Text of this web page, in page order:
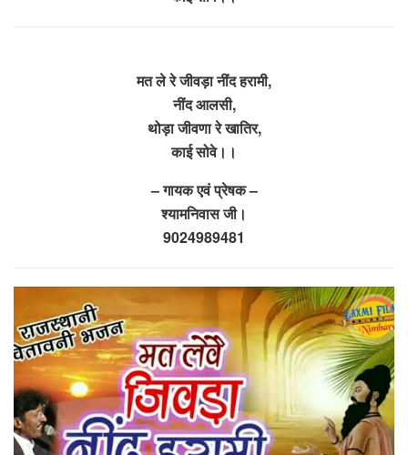
मत ले रे जीवड़ा नींद हरामी,
नींद आलसी,
थोड़ा जीवणा रे खातिर,
काई सोवे।।
– गायक एवं प्रेषक –
श्यामनिवास जी।
9024989481